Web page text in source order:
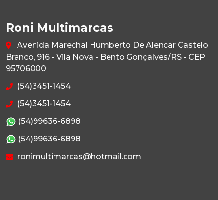
Roni Multimarcas
Avenida Marechal Humberto De Alencar Castelo
Branco, 916 - Vila Nova - Bento Gonçalves/RS - CEP
95706000
(54)3451-1454
(54)3451-1454
(54)99636-6898
(54)99636-6898
ronimultimarcas@hotmail.com